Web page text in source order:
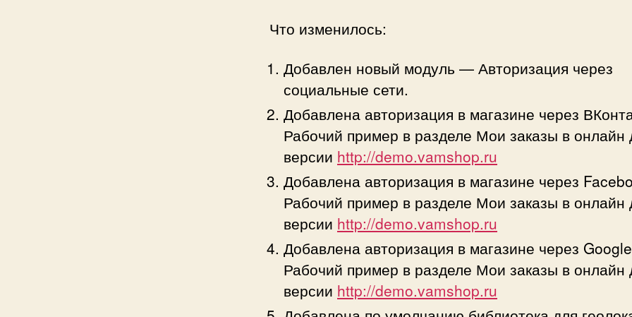
Что изменилось:
Добавлен новый модуль — Авторизация через
социальные сети.
Добавлена авторизация в магазине через
Рабочий пример в разделе Мои заказы в онлайн
версии http://demo.vamshop.ru
Добавлена авторизация в магазине через
Рабочий пример в разделе Мои заказы в онлайн
версии http://demo.vamshop.ru
Добавлена авторизация в магазине через
Рабочий пример в разделе Мои заказы в онлайн
версии http://demo.vamshop.ru